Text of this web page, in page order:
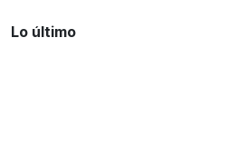
Lo último